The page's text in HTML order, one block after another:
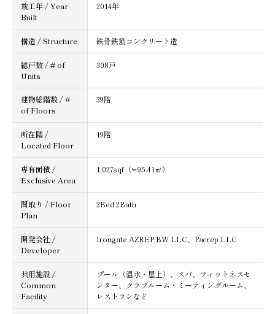
竣工年 / Year
Built
2014年
構造 / Structure 鉄骨鉄筋コンクリート造
総戸数 / # of
Units
308戸
建物総階数 / #
of Floors
39階
所在階 /
Located Floor
19階
専有面積 /
Exclusive Area
1,027sqf（≒95.41㎡）
間取り / Floor
Plan
2Bed 2Bath
開発会社 /
Developer
Irongate AZREP BW LLC、Pacrep LLC
共用施設 /
Common
Facility
プール（温水・屋上）、スパ、フィットネスセ
ンター、クラブルーム・ミーティングルーム、
レストランなど